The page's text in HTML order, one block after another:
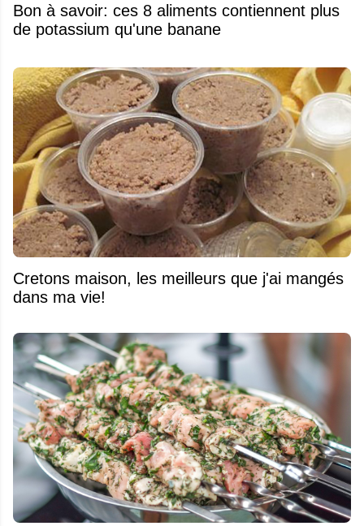
Bon à savoir: ces 8 aliments contiennent plus
de potassium qu'une banane
Cretons maison, les meilleurs que j'ai mangés
dans ma vie!